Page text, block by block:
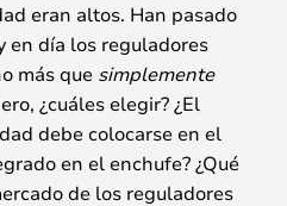
eran altos. Han pasado
en día los reguladores
más que simplemente
¿cuáles elegir? ¿El
debe colocarse en el
en el enchufe? ¿Qué
de los reguladores